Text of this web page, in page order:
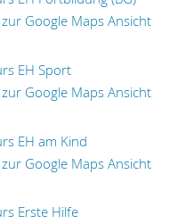
Google Maps Ansicht
EH Sport
Google Maps Ansicht
EH am Kind
Google Maps Ansicht
Erste Hilfe